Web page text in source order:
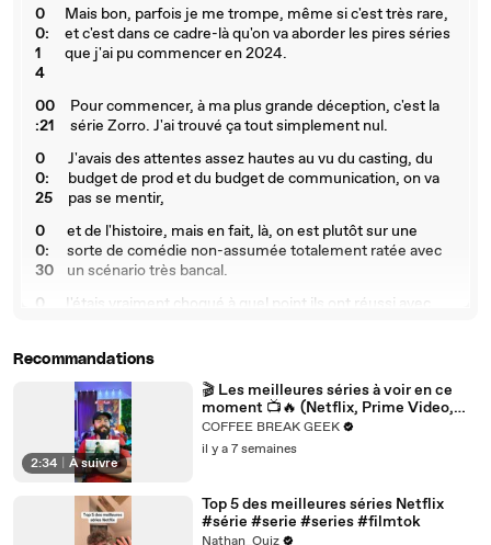
0
0:
1
4
Mais bon, parfois je me trompe, même si c'est très rare,
et c'est dans ce cadre-là qu'on va aborder les pires séries
que j'ai pu commencer en 2024.
00
:21
Pour commencer, à ma plus grande déception, c'est la
série Zorro. J'ai trouvé ça tout simplement nul.
0
0:
25
J'avais des attentes assez hautes au vu du casting, du
budget de prod et du budget de communication, on va
pas se mentir,
0
0:
30
et de l'histoire, mais en fait, là, on est plutôt sur une
sorte de comédie non-assumée totalement ratée avec
un scénario très bancal.
0
6
J'étais vraiment choqué à quel point ils ont réussi avec
4
C'est ni convaincant dans les scènes d'humour, ni dans
les scènes d'action. Tout ça avec un Jean Dujardin en
Zorro qui ressemble plus à un mauvais Brice de Nice.
C'est vraiment dommage, mais bon, ma grand-mère a
sûr kiffé, alors le problème vient peut-être de moi.
Recommandations
2:34 À suivre
🎬 Les meilleures séries à voir en ce
moment 📺🔥 (Netflix, Prime Video,
Paramount+, HBO Max…)
COFFEE BREAK GEEK
il y a 7 semaines
Top 5 des meilleures séries Netflix
#série #serie #series #filmtok